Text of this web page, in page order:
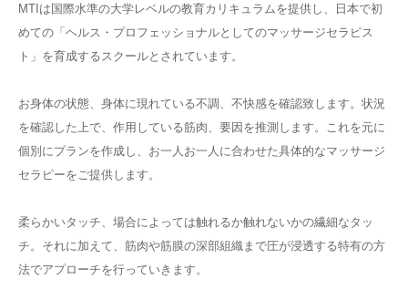
MTIは国際水準の大学レベルの教育カリキュラムを提供し、日本で初
めての「ヘルス・プロフェッショナルとしてのマッサージセラピス
ト」を育成するスクールとされています。
お身体の状態、身体に現れている不調、不快感を確認致します。状況
を確認した上で、作用している筋肉、要因を推測します。これを元に
個別にプランを作成し、お一人お一人に合わせた具体的なマッサージ
セラピーをご提供します。
柔らかいタッチ、場合によっては触れるか触れないかの繊細なタッ
チ。それに加えて、筋肉や筋膜の深部組織まで圧が浸透する特有の方
法でアプローチを行っていきます。